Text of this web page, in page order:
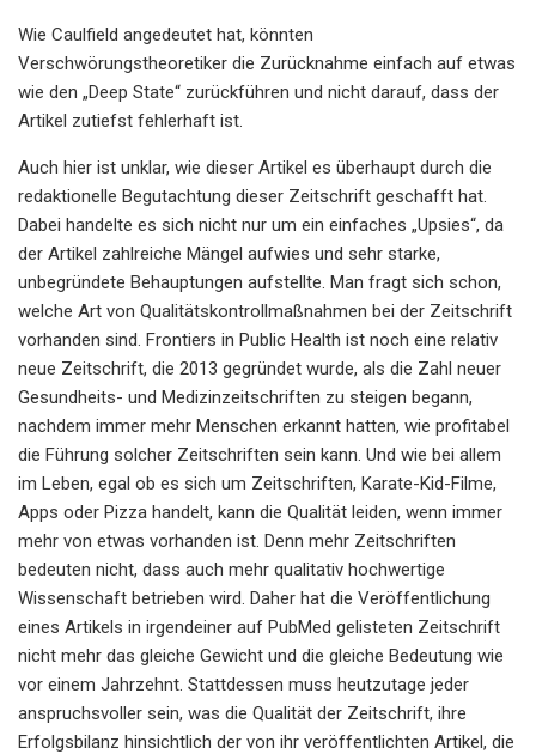
Wie Caulfield angedeutet hat, könnten
Verschwörungstheoretiker die Zurücknahme einfach auf etwas
wie den „Deep State“ zurückführen und nicht darauf, dass der
Artikel zutiefst fehlerhaft ist.
Auch hier ist unklar, wie dieser Artikel es überhaupt durch die
redaktionelle Begutachtung dieser Zeitschrift geschafft hat.
Dabei handelte es sich nicht nur um ein einfaches „Upsies“, da
der Artikel zahlreiche Mängel aufwies und sehr starke,
unbegründete Behauptungen aufstellte. Man fragt sich schon,
welche Art von Qualitätskontrollmaßnahmen bei der Zeitschrift
vorhanden sind. Frontiers in Public Health ist noch eine relativ
neue Zeitschrift, die 2013 gegründet wurde, als die Zahl neuer
Gesundheits- und Medizinzeitschriften zu steigen begann,
nachdem immer mehr Menschen erkannt hatten, wie profitabel
die Führung solcher Zeitschriften sein kann. Und wie bei allem
im Leben, egal ob es sich um Zeitschriften, Karate-Kid-Filme,
Apps oder Pizza handelt, kann die Qualität leiden, wenn immer
mehr von etwas vorhanden ist. Denn mehr Zeitschriften
bedeuten nicht, dass auch mehr qualitativ hochwertige
Wissenschaft betrieben wird. Daher hat die Veröffentlichung
eines Artikels in irgendeiner auf PubMed gelisteten Zeitschrift
nicht mehr das gleiche Gewicht und die gleiche Bedeutung wie
vor einem Jahrzehnt. Stattdessen muss heutzutage jeder
anspruchsvoller sein, was die Qualität der Zeitschrift, ihre
Erfolgsbilanz hinsichtlich der von ihr veröffentlichten Artikel, die